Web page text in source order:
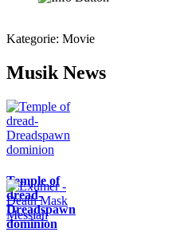
Kategorie: Movie
Musik News
Temple of
dread-
Dreadspawn
dominion